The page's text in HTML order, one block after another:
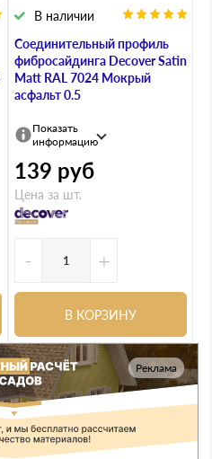
Соединительный профиль
фибросайдинга Decover Satin
Matt RAL 7024 Мокрый
асфальт 0.5
В наличии
Показать
информацию
139 руб
Цена за шт.
- +
В КОРЗИНУ
Реклама